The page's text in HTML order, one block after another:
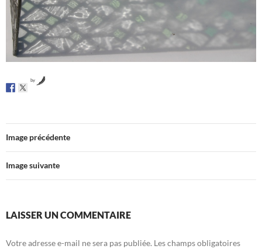
by
Image précédente
Image suivante
LAISSER UN COMMENTAIRE
Votre adresse e-mail ne sera pas publiée. Les champs obligatoires